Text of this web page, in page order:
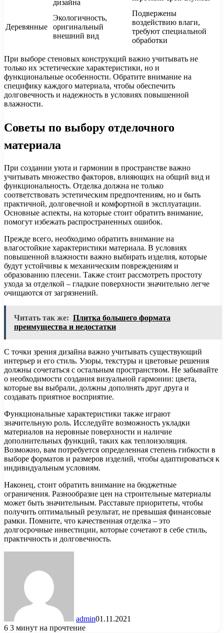
дизайна
Деревянные
Экологичность,
оригинальный
внешний вид
Подвержены
воздействию влаги,
требуют специальной
обработки
При выборе стеновых конструкций важно учитывать не
только их эстетические характеристики, но и
функциональные особенности. Обратите внимание на
специфику каждого материала, чтобы обеспечить
долговечность и надежность в условиях повышенной
влажности.
Советы по выбору отделочного
материала
При создании уюта и гармонии в пространстве важно
учитывать множество факторов, влияющих на общий вид и
функциональность. Отделка должна не только
соответствовать эстетическим предпочтениям, но и быть
практичной, долговечной и комфортной в эксплуатации.
Основные аспекты, на которые стоит обратить внимание,
помогут избежать распространенных ошибок.
Прежде всего, необходимо обратить внимание на
влагостойкие характеристики материала. В условиях
повышенной влажности важно выбирать изделия, которые
будут устойчивы к механическим повреждениям и
образованию плесени. Также стоит рассмотреть простоту
ухода за отделкой – гладкие поверхности значительно легче
очищаются от загрязнений.
Читать так же: Плитка большего формата
преимущества и недостатки
С точки зрения дизайна важно учитывать существующий
интерьер и его стиль. Узоры, текстуры и цветовые решения
должны сочетаться с остальным пространством. Не забывайте
о необходимости создания визуальной гармонии: цвета,
которые вы выбрали, должны дополнять друг друга и
создавать приятное восприятие.
Функциональные характеристики также играют
значительную роль. Исследуйте возможность укладки
материалов на неровные поверхности и наличие
дополнительных функций, таких как теплоизоляция.
Возможно, вам потребуется определенная степень гибкости в
выборе форматов и размеров изделий, чтобы адаптироваться к
индивидуальным условиям.
Наконец, стоит обратить внимание на бюджетные
ограничения. Разнообразие цен на строительные материалы
может быть значительным. Расставьте приоритеты, чтобы
получить оптимальный результат, не превышая финансовые
рамки. Помните, что качественная отделка – это
долгосрочные инвестиции, которые сочетают в себе стиль,
практичность и долговечность.
admin01.11.2021
6 3 минут на прочтение